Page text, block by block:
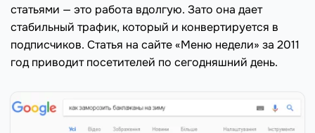
статьями — это работа вдолгую. Зато она дает
стабильный трафик, который и конвертируется в
подписчиков. Статья на сайте «Меню недели» за 2011
год приводит посетителей по сегодняшний день.